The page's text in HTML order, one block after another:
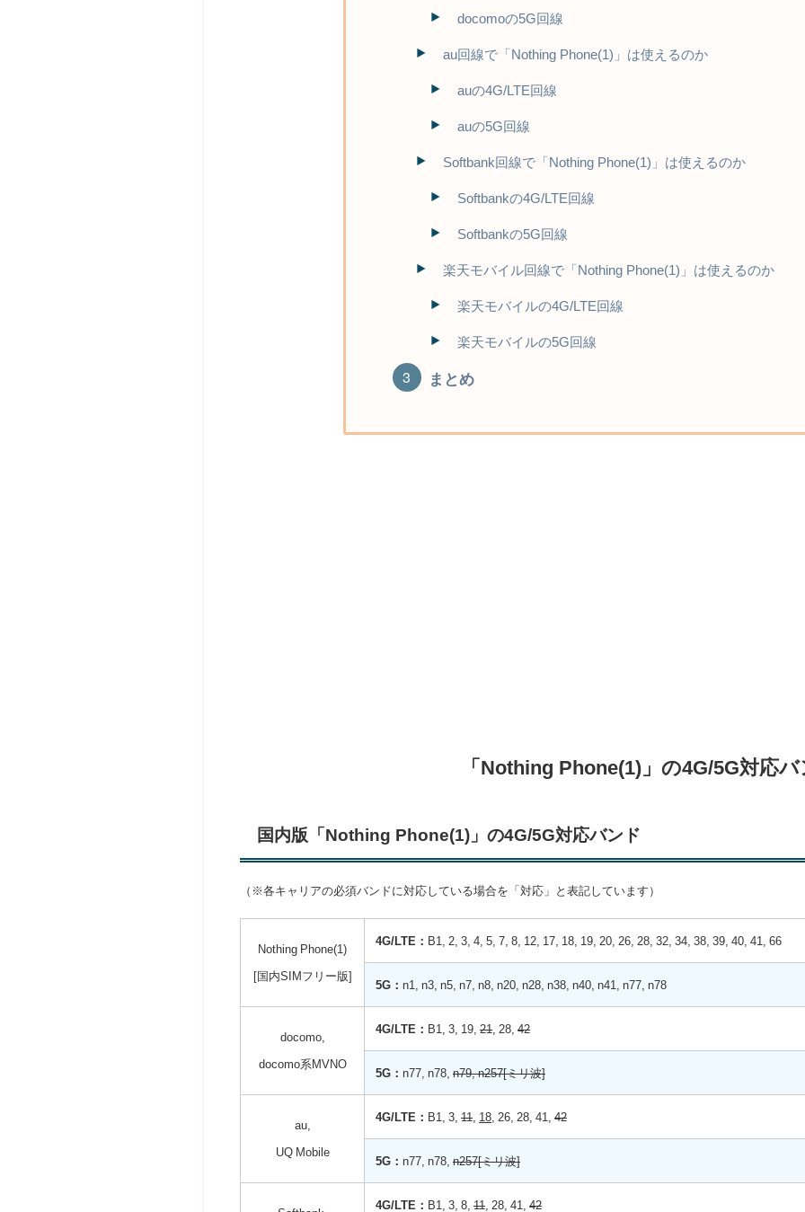
docomoの5G回線
au回線で「Nothing Phone(1)」は使えるのか
auの4G/LTE回線
auの5G回線
Softbank回線で「Nothing Phone(1)」は使えるのか
Softbankの4G/LTE回線
Softbankの5G回線
楽天モバイル回線で「Nothing Phone(1)」は使えるのか
楽天モバイルの4G/LTE回線
楽天モバイルの5G回線
まとめ
「Nothing Phone(1)」の4G/5G対応
国内版「Nothing Phone(1)」の4G/5G対応バンド
（※各キャリアの必須バンドに対応している場合を「対応」と表記しています）
Nothing Phone(1)
[国内SIMフリー版]
4G/LTE： B1, 2, 3, 4, 5, 7, 8, 12, 17, 18, 19, 20, 26, 28, 32, 34, 38, 39, 40, 41, 66
5G： n1, n3, n5, n7, n8, n20, n28, n38, n40, n41, n77, n78
docomo,
docomo系MVNO
4G/LTE： B1, 3, 19, 21 , 28, 42
5G： n77, n78, n79, n257[ミリ波]
au,
UQ Mobile
4G/LTE： B1, 3, 11 18 , 26, 28, 41, 42
5G： n77, n78, n257[ミリ波]
4G/LTE： B1, 3, 8, 11 , 28, 41, 42